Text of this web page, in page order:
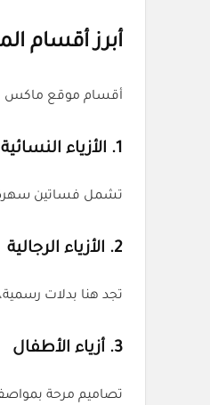
أبرز أقسام
أقسام موقع ماكس
1. الأزياء النسائية
تشمل فساتين
2. الأزياء الرجالية
تجد هنا بدلات
3. أزياء الأطفال
تصاميم مرحة